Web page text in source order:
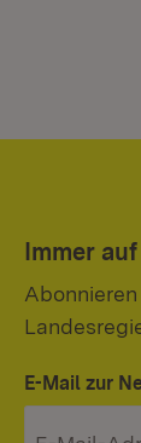
Immer
E-Mail zur